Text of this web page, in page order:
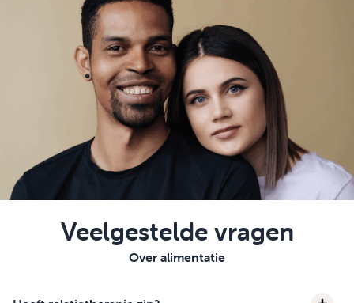
Veelgestelde vragen
Over alimentatie